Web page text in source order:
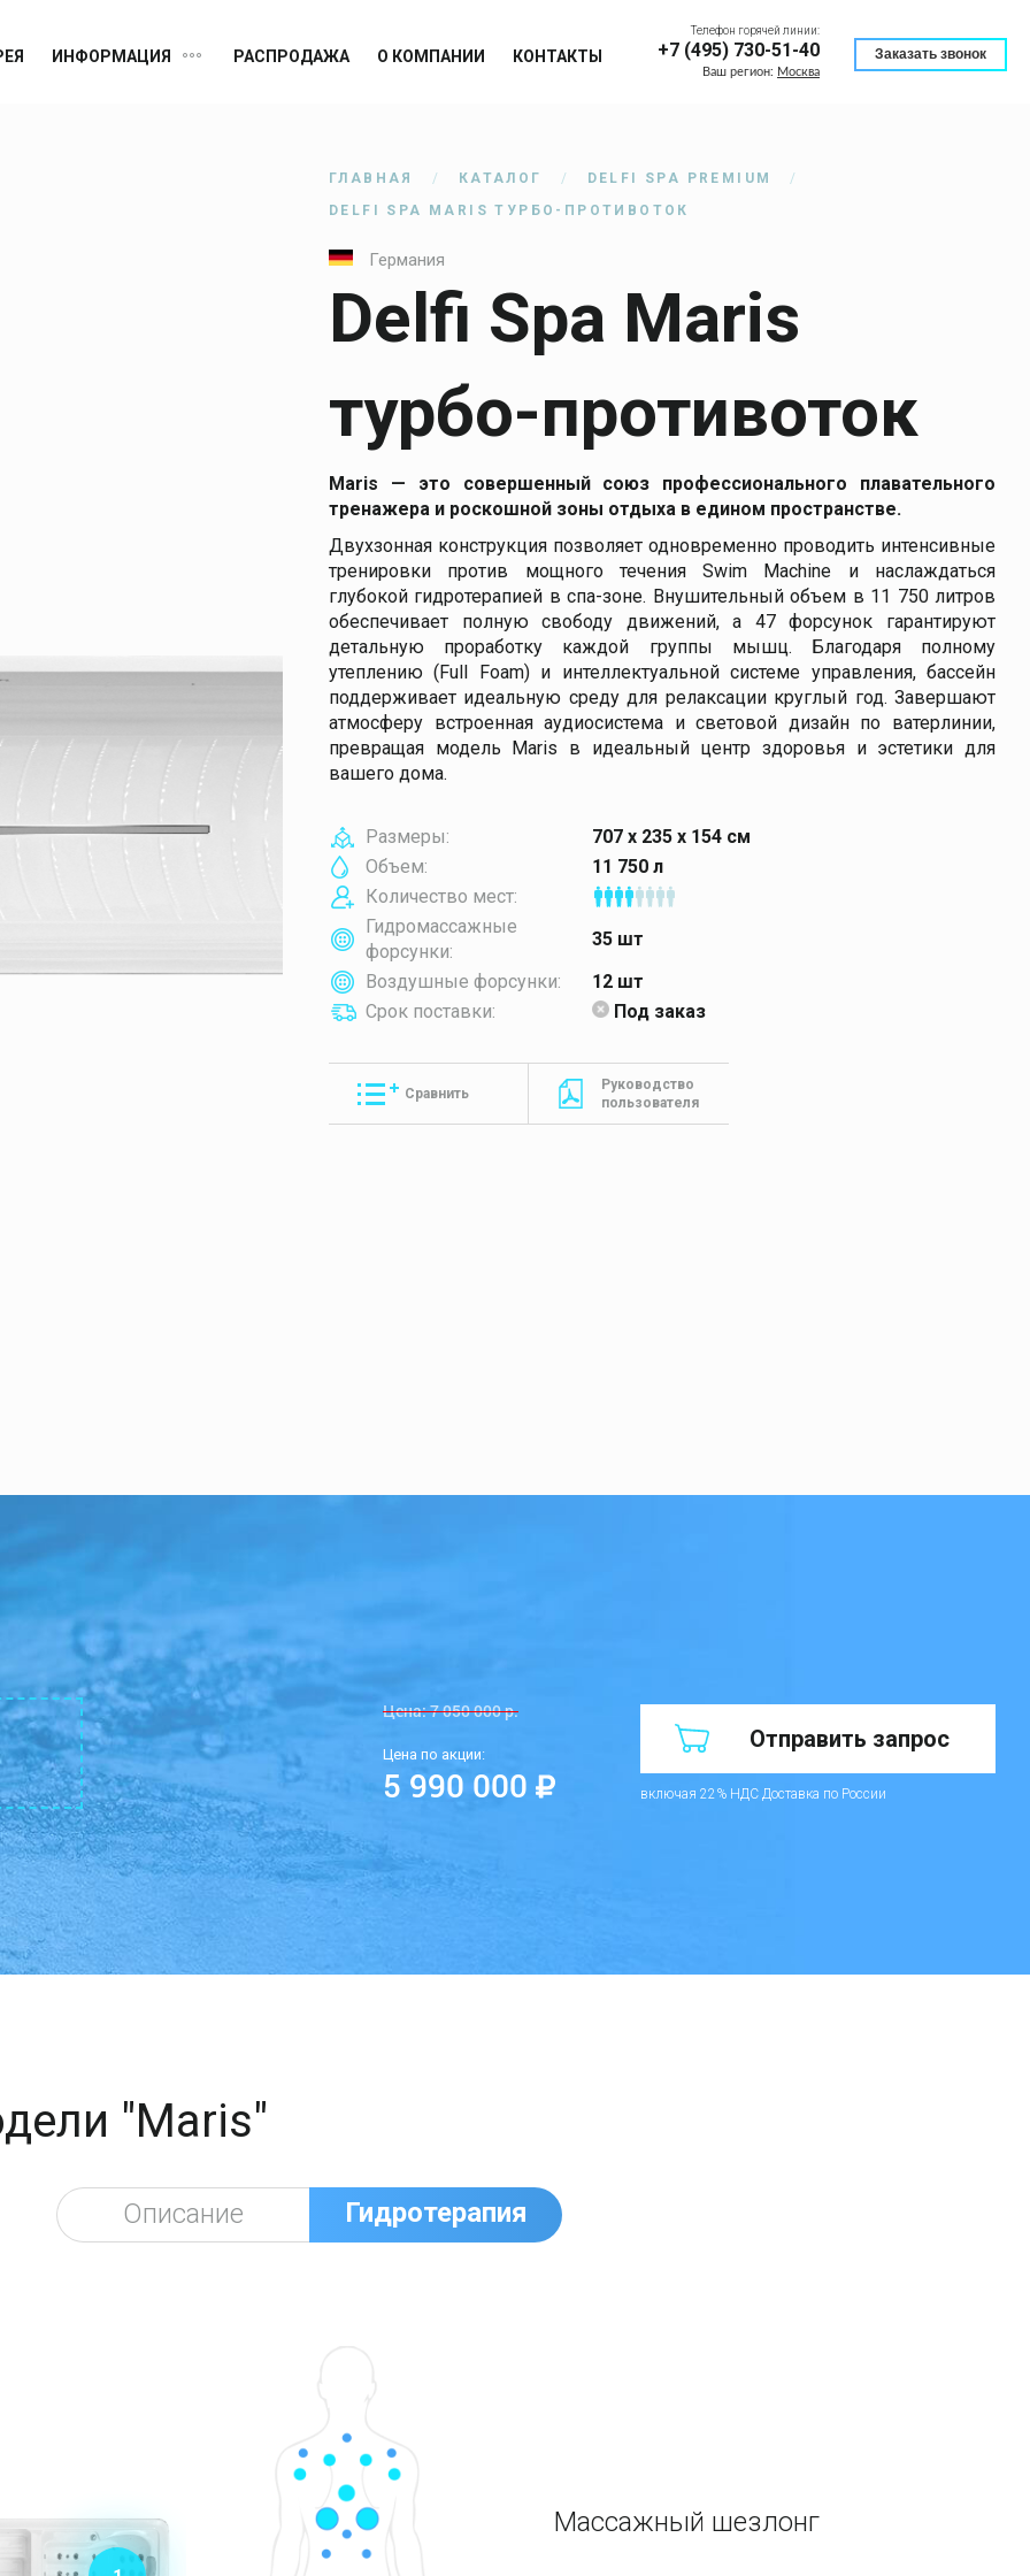
ИНФОРМАЦИЯ РАСПРОДАЖА О КОМПАНИИ КОНТАКТЫ
Телефон горячей линии:
+7 (495) 730-51-40
Ваш регион: Москва
Заказать звонок
ГЛАВНАЯ КАТАЛОГ
DELFI SPA PREMIUM
DELFI SPA MARIS ТУРБО-ПРОТИВОТОК
Германия
Delfi Spa Maris
турбо-противоток
Maris — это совершенный союз профессионального плавательного
тренажера и роскошной зоны отдыха в едином пространстве.
Двухзонная конструкция позволяет одновременно проводить интенсивные
тренировки против мощного течения Swim Machine и наслаждаться
глубокой гидротерапией в спа-зоне. Внушительный объем в 11 750 литров
обеспечивает полную свободу движений, а 47 форсунок гарантируют
детальную проработку каждой группы мышц. Благодаря полному
утеплению (Full Foam) и интеллектуальной системе управления, бассейн
поддерживает идеальную среду для релаксации круглый год. Завершают
атмосферу встроенная аудиосистема и световой дизайн по ватерлинии,
превращая модель Maris в идеальный центр здоровья и эстетики для
вашего дома.
Размеры:
707 x 235 x 154 см
Объем:
11 750 л
Количество мест:
Гидромассажные
форсунки:
35 шт
Воздушные форсунки:
12 шт
Срок поставки:
Под заказ
Сравнить
Руководство
пользователя
Цена:7 050 000р.
Цена по акции:
5 990 000
Отправить запрос
включая 22% НДС Доставка по России
"Maris"
Описание Гидротерапия
Массажный шезлонг